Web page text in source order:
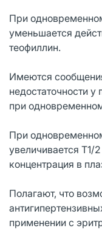
При
уменьшается
теофиллин.
Имеются
недостаточности
при
При
увеличивается T1/
концентрация в
Полагают, что
применении с